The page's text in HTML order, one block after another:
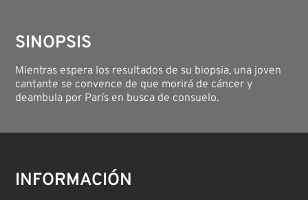
SINOPSIS
Mientras espera los resultados de su biopsia, una joven
cantante se convence de que morirá de cáncer y
deambula por París en busca de consuelo.
INFORMACIÓN